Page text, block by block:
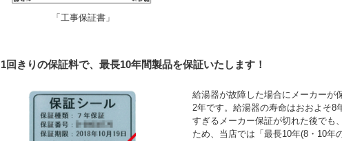
「工事保証書」
1回きりの保証料で、最長10年間製品を保証いたします！
給湯器が故障した場合にメーカーが
2年です。給湯器の寿命はおおよそ8
すぎるメーカー保証が切れた後でも
ため、当店では「最長10年(8・10年